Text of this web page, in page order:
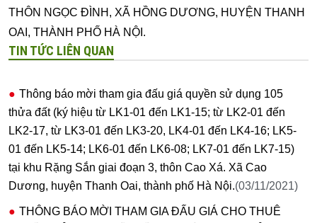
THÔN NGỌC ĐÌNH, XÃ HỒNG DƯƠNG, HUYỆN THANH
OAI, THÀNH PHỐ HÀ NỘI.
TIN TỨC LIÊN QUAN
Thông báo mời tham gia đấu giá quyền sử dụng 105
thửa đất (ký hiệu từ LK1-01 đến LK1-15; từ LK2-01 đến
LK2-17, từ LK3-01 đến LK3-20, LK4-01 đến LK4-16; LK5-
01 đến LK5-14; LK6-01 đến LK6-08; LK7-01 đến LK7-15)
tại khu Rặng Sắn giai đoạn 3, thôn Cao Xá. Xã Cao
Dương, huyện Thanh Oai, thành phố Hà Nội.(03/11/2021)
THÔNG BÁO MỜI THAM GIA ĐẤU GIÁ CHO THUÊ